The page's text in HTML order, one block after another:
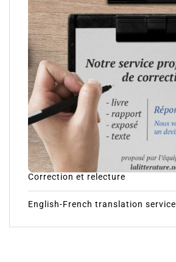
Correction et relecture
English-French translation service